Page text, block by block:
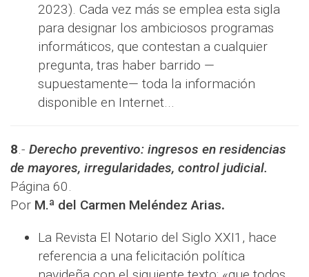
2023). Cada vez más se emplea esta sigla
para designar los ambiciosos programas
informáticos, que contestan a cualquier
pregunta, tras haber barrido —
supuestamente— toda la información
disponible en Internet...
8.- Derecho preventivo: ingresos en residencias
de mayores, irregularidades, control judicial.
Página 60.
Por M.ª del Carmen Meléndez Arias.
La Revista El Notario del Siglo XXI1, hace
referencia a una felicitación política